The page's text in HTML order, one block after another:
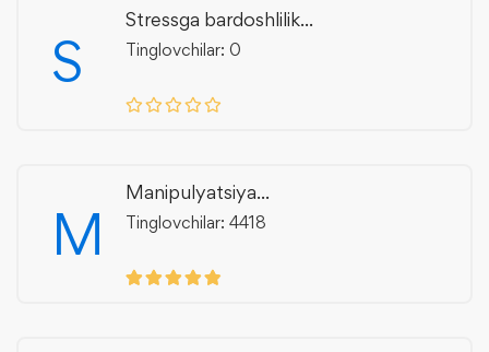
S
Stressga bardoshlilik...
Tinglovchilar: 0
M
Manipulyatsiya...
Tinglovchilar: 4418